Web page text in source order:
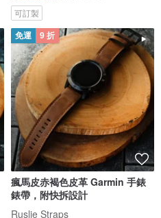
可訂製
免運 9 折
瘋馬皮赤褐色皮革 Garmin 手錶
錶帶，附快拆設計
Ruslie Straps